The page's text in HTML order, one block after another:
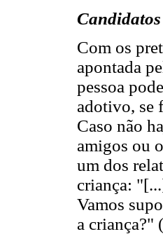
Com os
apontada
pessoa
adotivo, se
Caso não
amigos ou
um dos
criança:
Vamos
a criança?"